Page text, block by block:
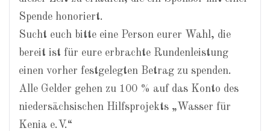
Spende honoriert.
Sucht euch bitte eine Person eurer Wahl, die
bereit ist für eure erbrachte Rundenleistung
einen vorher festgelegten Betrag zu spenden.
Alle Gelder gehen zu 100 % auf das Konto des
niedersächsischen Hilfsprojekts „Wasser für
Kenia e.V.“